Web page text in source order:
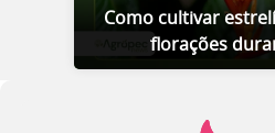
Como cultivar
florações